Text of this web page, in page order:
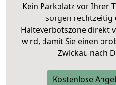
Kein Parkplatz vor Ihrer
sorgen rechtzeitig
Halteverbotszone direkt
wird, damit Sie einen
Zwickau nach
Kostenlose